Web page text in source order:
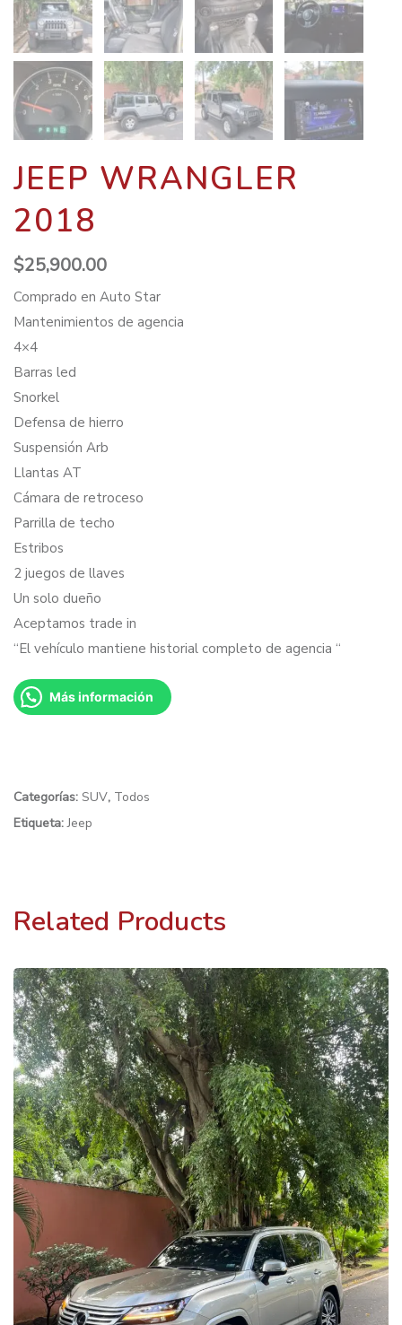
JEEP WRANGLER
2018
$25,900.00
Comprado en Auto Star
Mantenimientos de agencia
4×4
Barras led
Snorkel
Defensa de hierro
Suspensión Arb
Llantas AT
Cámara de retroceso
Parrilla de techo
Estribos
2 juegos de llaves
Un solo dueño
Aceptamos trade in
“El vehículo mantiene historial completo de agencia “
Más información
Categorías: SUV, Todos
Etiqueta:Jeep
Related Products